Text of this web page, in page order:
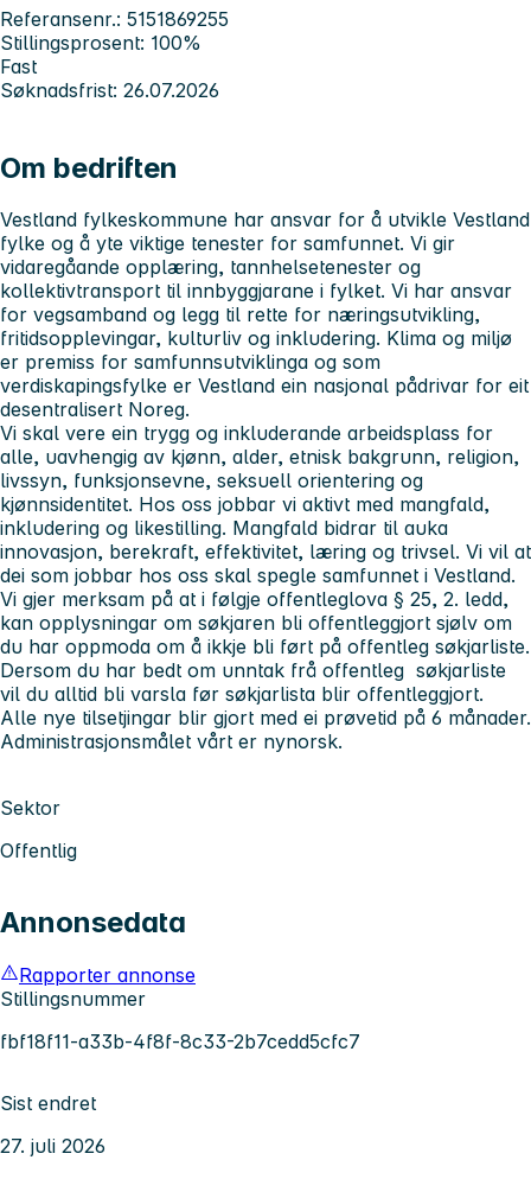
Referansenr.: 5151869255
Stillingsprosent: 100%
Fast
Søknadsfrist: 26.07.2026
Om bedriften
Vestland fylkeskommune har ansvar for å utvikle Vestland
fylke og å yte viktige tenester for samfunnet. Vi gir
vidaregåande opplæring, tannhelsetenester og
kollektivtransport til innbyggjarane i fylket. Vi har ansvar
for vegsamband og legg til rette for næringsutvikling,
fritidsopplevingar, kulturliv og inkludering. Klima og miljø
er premiss for samfunnsutviklinga og som
verdiskapingsfylke er Vestland ein nasjonal pådrivar for eit
desentralisert Noreg.
Vi skal vere ein trygg og inkluderande arbeidsplass for
alle, uavhengig av kjønn, alder, etnisk bakgrunn, religion,
livssyn, funksjonsevne, seksuell orientering og
kjønnsidentitet. Hos oss jobbar vi aktivt med mangfald,
inkludering og likestilling. Mangfald bidrar til auka
innovasjon, berekraft, effektivitet, læring og trivsel. Vi vil at
dei som jobbar hos oss skal spegle samfunnet i Vestland.
Vi gjer merksam på at i følgje offentleglova § 25, 2. ledd,
kan opplysningar om søkjaren bli offentleggjort sjølv om
du har oppmoda om å ikkje bli ført på offentleg søkjarliste.
Dersom du har bedt om unntak frå offentleg søkjarliste
vil du alltid bli varsla før søkjarlista blir offentleggjort.
Alle nye tilsetjingar blir gjort med ei prøvetid på 6 månader.
Administrasjonsmålet vårt er nynorsk.
Sektor
Offentlig
Annonsedata
Rapporter annonse
Stillingsnummer
fbf18f11-a33b-4f8f-8c33-2b7cedd5cfc7
Sist endret
27. juli 2026